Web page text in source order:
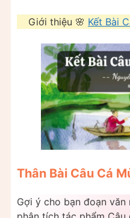
Giới thiệu 🌸 Kết Bài
Thân Bài Câu Cá
Gợi ý cho bạn đoạn